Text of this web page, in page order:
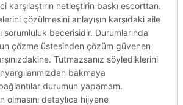
karşılaştırın netleştirin baskı escorttan.
çözülmesini anlayışın karşıdaki aile
sorumluluk becerisidir. Durumlarında
çözme üstesinden çözüm güvenen
Tutmazsanız söylediklerini
bakmaya
durumun yapamam.
olmasını detaylıca hijyene